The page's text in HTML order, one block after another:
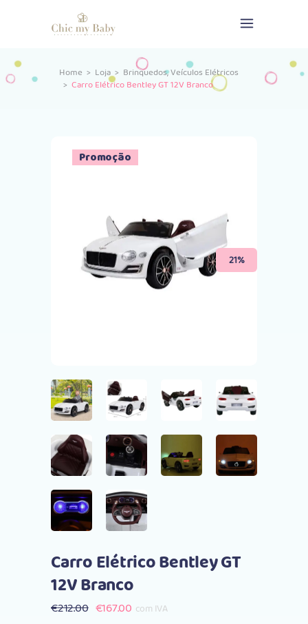
Home > Loja> Brinquedos,Veículos Elétricos
> Carro Elétrico Bentley GT 12V Branco
Promoção
21%
Carro Elétrico Bentley GT
12V Branco
€212.00 O
€167.00Ocom IVA